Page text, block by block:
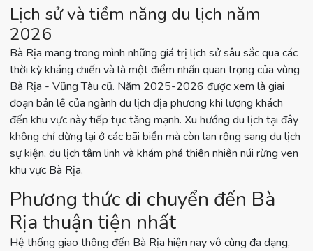
Lịch sử và tiềm năng du lịch năm
2026
Bà Rịa mang trong mình những giá trị lịch sử sâu sắc qua các
thời kỳ kháng chiến và là một điểm nhấn quan trọng của vùng
Bà Rịa - Vũng Tàu cũ. Năm 2025-2026 được xem là giai
đoạn bản lề của ngành du lịch địa phương khi lượng khách
đến khu vực này tiếp tục tăng mạnh. Xu hướng du lịch tại đây
không chỉ dừng lại ở các bãi biển mà còn lan rộng sang du lịch
sự kiện, du lịch tâm linh và khám phá thiên nhiên núi rừng ven
khu vực Bà Rịa.
Phương thức di chuyển đến Bà
Rịa thuận tiện nhất
Hệ thống giao thông đến Bà Rịa hiện nay vô cùng đa dạng,